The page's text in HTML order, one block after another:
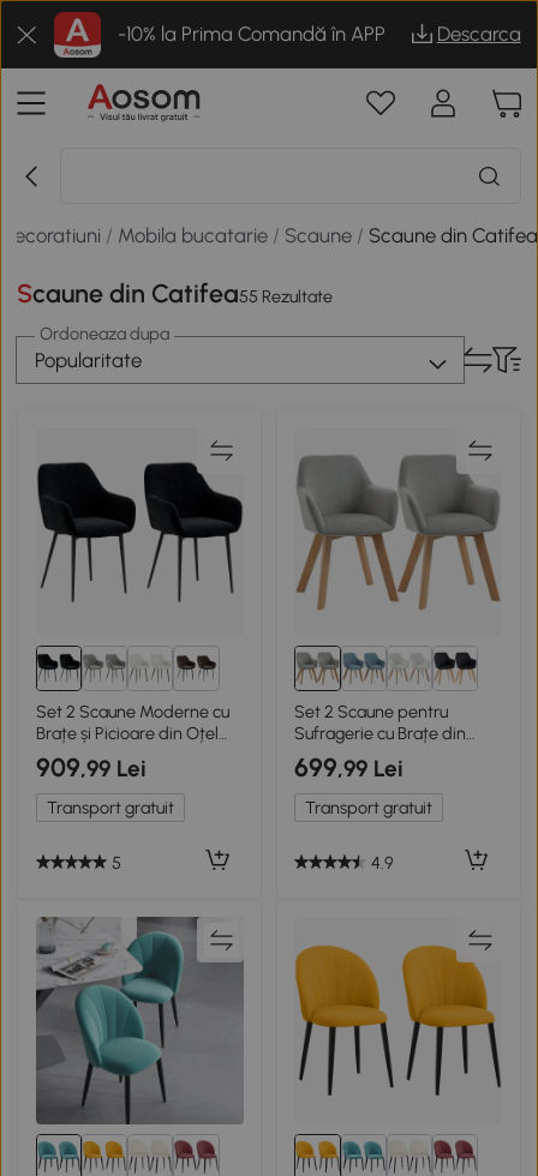
-10% la Prima Comandă în APP Descarca
/ Mobila bucatarie / Scaune / Scaune din Catifea
Scaune din Catifea55 Rezultate
Ordoneaza dupa
Popularitate
1+
Set 2 Scaune Moderne cu
Brațe și Picioare din Oțel
Negru
909,99 Lei
Transport gratuit
5
Set 2 Scaune pentru
Sufragerie cu Brațe din
Catifea Gri
699,99 Lei
Transport gratuit
4.9